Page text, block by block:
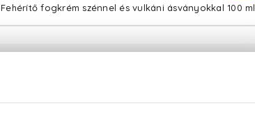
Fehérítő fogkrém szénnel és vulkáni ásványokkal 100 ml